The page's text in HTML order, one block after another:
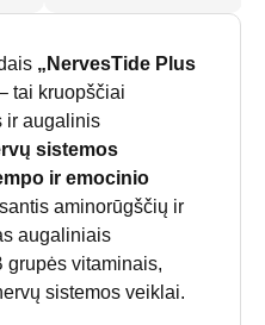
„NervesTide Plus
tai kruopščiai
ir augalinis
sistemos
ir emocinio
aminorūgščių ir
augaliniais
grupės vitaminais,
sistemos veiklai.